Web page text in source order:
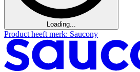
Loading...
Product heeft merk: Saucony